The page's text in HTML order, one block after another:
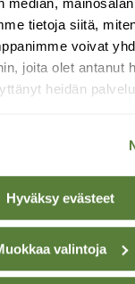
tietoja siitä,
voivat
joita olet antanut
heidän
Hyväksy evästeet
valintoja
Uusin lehti
Tilaa
Tilaa
Äänestä
SUOMEN
Suomen
kustantaja